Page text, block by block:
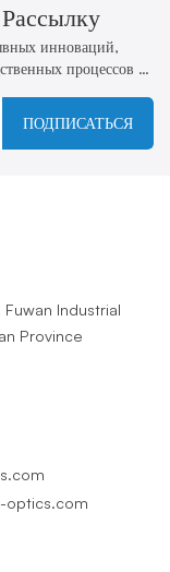
инноваций,
процессов и
ПОДПИСАТЬСЯ
Fuwan Industrial
Province
optics.com